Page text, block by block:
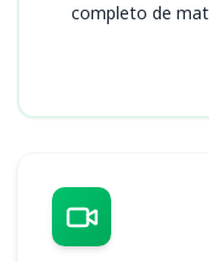
completo de